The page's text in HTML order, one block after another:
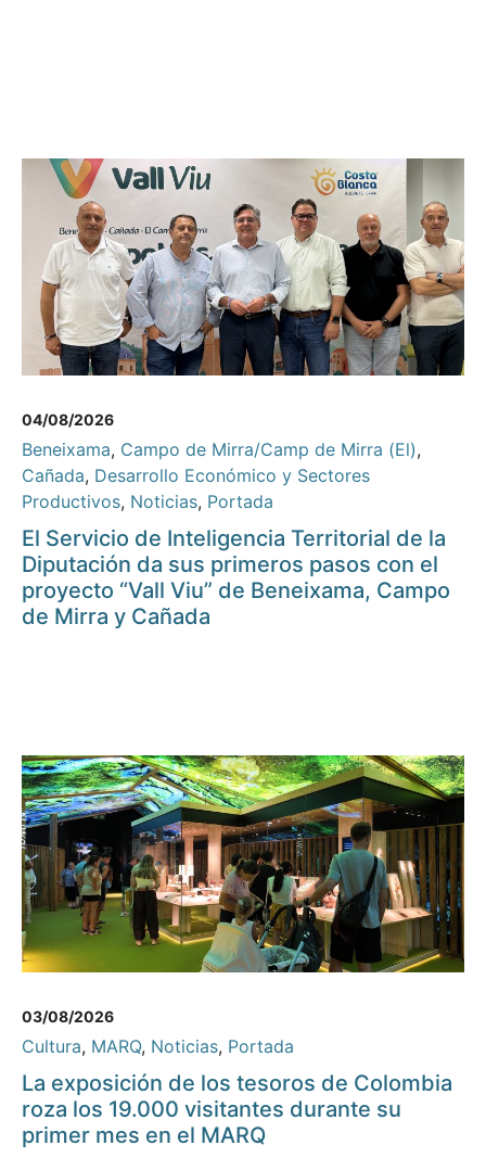
04/08/2026
Beneixama, Campo de Mirra/Camp de Mirra (El),
Cañada, Desarrollo Económico y Sectores
Productivos, Noticias, Portada
El Servicio de Inteligencia Territorial de la
Diputación da sus primeros pasos con el
proyecto “Vall Viu” de Beneixama, Campo
de Mirra y Cañada
03/08/2026
Cultura, MARQ, Noticias, Portada
La exposición de los tesoros de Colombia
roza los 19.000 visitantes durante su
primer mes en el MARQ